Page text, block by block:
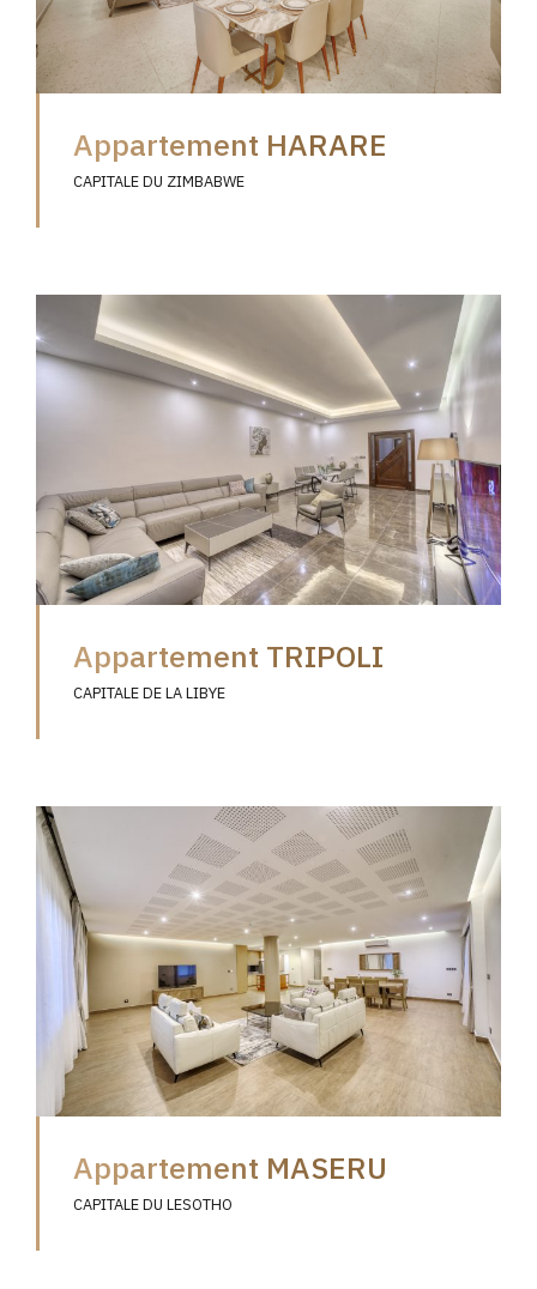
Appartement HARARE
CAPITALE DU ZIMBABWE
Appartement TRIPOLI
CAPITALE DE LA LIBYE
Appartement MASERU
CAPITALE DU LESOTHO